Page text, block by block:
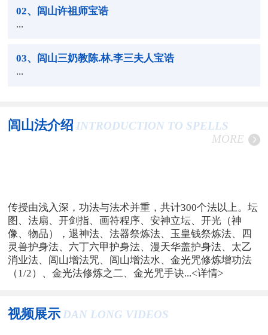
02、闾山许祖师宝诰
...
03、闾山三奶教陈.林.李三夫人宝诰
...
闾山法介绍 INTRODUCTION TO SPELLS
MORE
传授由浅入深，功法与法术并重，共计300个法以上。坛
图、法扇、开剑指、画符程序、安神立坛、开光（神
像、物品），退神法、法器祭炼法、玉皇钱祭炼法、四
灵兽护身法、六丁六甲护身法、漫天华盖护身法、太乙
消业法、闾山增法咒、闾山增法水、金光咒修炼增功法
（1/2）、金光法修炼之二、金光咒手诀...<详情>
视频展示 DAN LONG VIDEOS